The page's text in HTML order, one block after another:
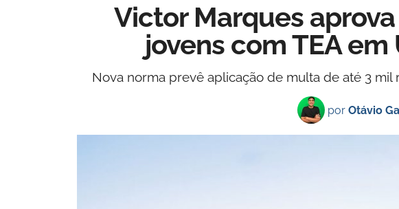
Victor Marques
jovens com TEA
Nova norma prevê aplicação de multa de até 3
por Otávio